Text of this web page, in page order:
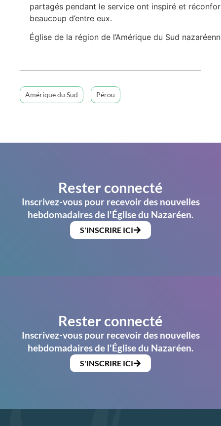
partagés pendant le service ont inspiré et
beaucoup d’entre eux.
Église de la région de l’Amérique du Sud
Amérique du Sud Pérou
Rester connecté
Inscrivez-vous pour recevoir des nouvelles
hebdomadaires de l'Église du Nazaréen.
S'INSCRIRE ICI
Rester connecté
Inscrivez-vous pour recevoir des nouvelles
hebdomadaires de l'Église du Nazaréen.
S'INSCRIRE ICI